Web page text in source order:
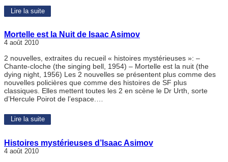
Lire la suite
Mortelle est la Nuit de Isaac Asimov
4 août 2010
2 nouvelles, extraites du recueil « histoires mystérieuses »: –
Chante-cloche (the singing bell, 1954) – Mortelle est la nuit (the
dying night, 1956) Les 2 nouvelles se présentent plus comme des
nouvelles policières que comme des histoires de SF plus
classiques. Elles mettent toutes les 2 en scène le Dr Urth, sorte
d’Hercule Poirot de l’espace.…
Lire la suite
Histoires mystérieuses d’Isaac Asimov
4 août 2010